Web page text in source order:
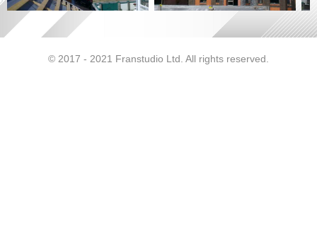
© 2017 - 2021 Franstudio Ltd. All rights reserved.